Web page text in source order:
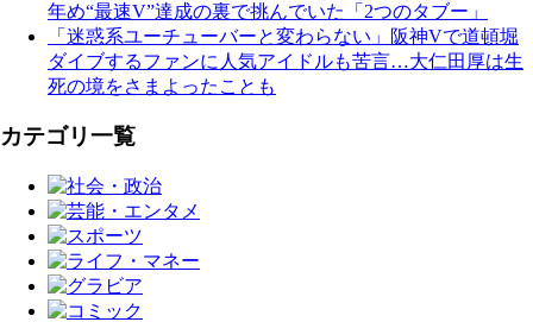
年め“最速V”達成の裏で挑んでいた「2つのタブー」
「迷惑系ユーチューバーと変わらない」阪神Vで道頓堀
ダイブするファンに人気アイドルも苦言…大仁田厚は生
死の境をさまよったことも
カテゴリ一覧